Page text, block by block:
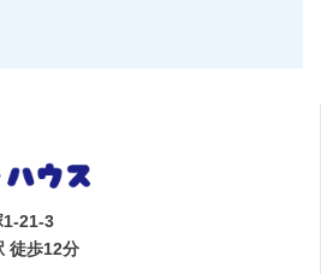
1-21-3
徒歩12分